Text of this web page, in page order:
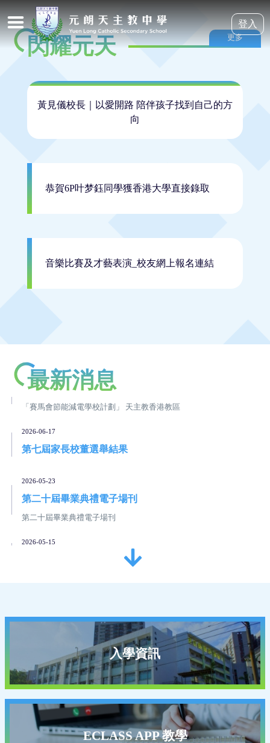
登入
閃耀元天 更多
黃見儀校長｜以愛開路 陪伴孩子找到自己的方
向
恭賀6P叶梦鈺同學獲香港大學直接錄取
音樂比賽及才藝表演_校友網上報名連結
最新消息
2026-03-27
26-28年度應用學習課程選科結果
2025-11-11
李煒強榮獲標語創作比賽亞軍
「賽馬會節能減電學校計劃」 天主教香港教區
2026-06-17
第七屆家長校董選舉結果
2026-05-23
第二十屆畢業典禮電子場刊
第二十屆畢業典禮電子場刊
2026-05-15
「WhatsApp貼圖設計比賽」及「書籤設計比賽」獲
獎
2026-03-27
仁愛堂劍擊盃邀請賽獲多個獎項
入學資訊
ECLASS APP 教學